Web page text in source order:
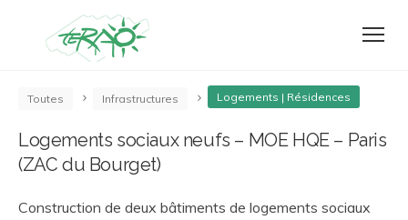
Toutes Infrastructures Logements | Résidences
Logements sociaux neufs – MOE HQE – Paris
(ZAC du Bourget)
Construction de deux bâtiments de logements sociaux